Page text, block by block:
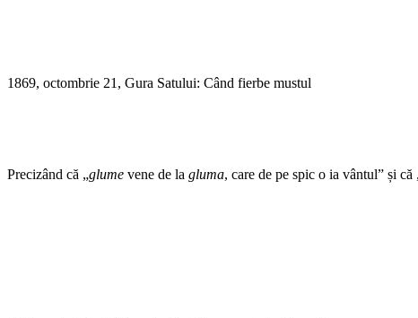
1869, octombrie 21, Gura Satului: Când fierbe mustul
Precizând că „glume vene de la gluma, care de pe spic o ia vântul” și